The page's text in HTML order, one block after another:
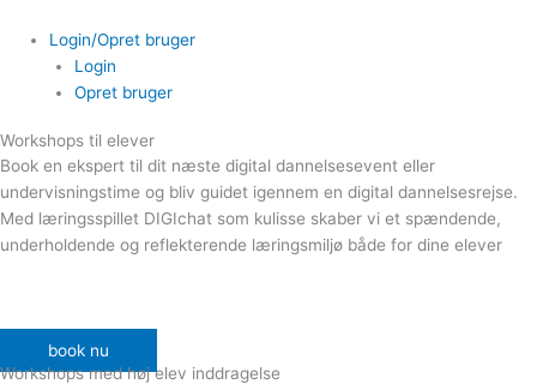
Login/Opret bruger
Login
Opret bruger
Workshops til elever
Book en ekspert til dit næste digital dannelsesevent eller
undervisningstime og bliv guidet igennem en digital dannelsesrejse.
Med læringsspillet DIGIchat som kulisse skaber vi et spændende,
underholdende og reflekterende læringsmiljø både for dine elever
book nu
Workshops med høj elev inddragelse